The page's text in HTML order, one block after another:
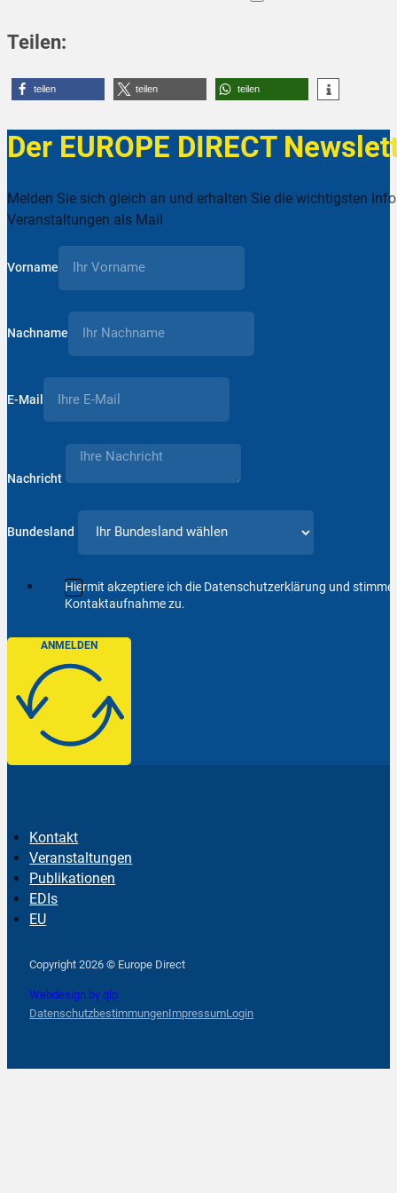
Teilen:
teilen teilen teilen
Der EUROPE DIRECT
Melden Sie sich gleich an und erhalten Sie die wichtigsten
Veranstaltungen als Mail
Vorname
Nachname
E-Mail
Nachricht
Bundesland
Hiermit akzeptiere ich die Datenschutzerklärung und
Kontaktaufnahme zu.
ANMELDEN
Kontakt
Veranstaltungen
Publikationen
EDIs
EU
Copyright 2026 © Europe Direct
Webdesign by qlp
DatenschutzbestimmungenImpressumLogin